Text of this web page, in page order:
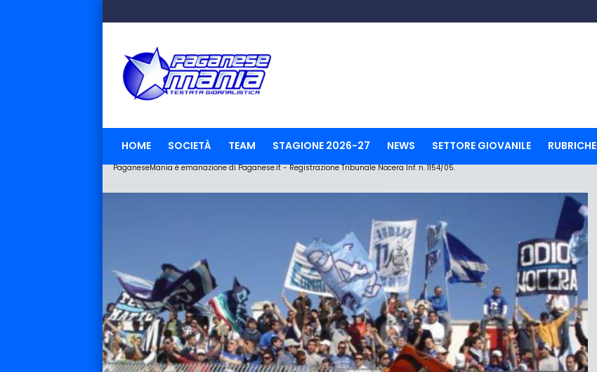
HOME SOCIETÀ TEAM STAGIONE 2026-27 NEWS SETTORE GIOVANILE RUBRICHE
PaganeseMania è emanazione di Paganese.it - Registrazione Tribunale Nocera Inf. n. 1154/05.